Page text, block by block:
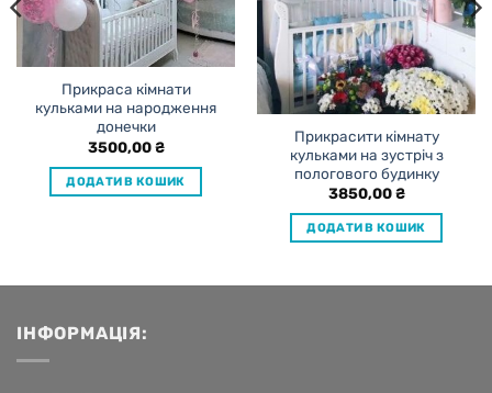
Прикраса кімнати
кульками на народження
донечки
3500,00₴
ДОДАТИ В КОШИК
Прикрасити кімнату
кульками на зустріч з
пологового будинку
3850,00₴
ДОДАТИ В КОШИК
ІНФОРМАЦІЯ: